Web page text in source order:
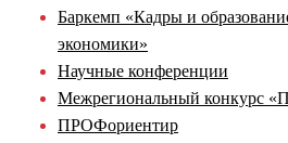
Баркемп «Кадры и
экономики»
Научные конференции
Межрегиональный конкурс
ПРОФориентир